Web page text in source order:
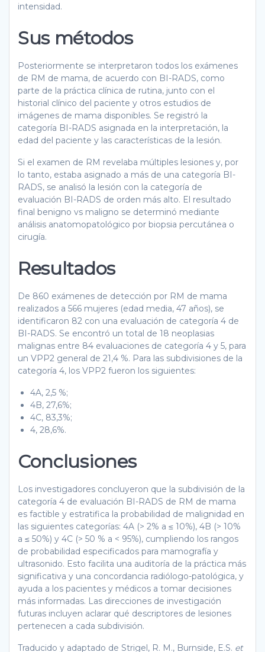
intensidad.
Sus métodos
Posteriormente se interpretaron todos los exámenes
de RM de mama, de acuerdo con BI-RADS, como
parte de la práctica clínica de rutina, junto con el
historial clínico del paciente y otros estudios de
imágenes de mama disponibles. Se registró la
categoría BI-RADS asignada en la interpretación, la
edad del paciente y las características de la lesión.
Si el examen de RM revelaba múltiples lesiones y, por
lo tanto, estaba asignado a más de una categoría BI-
RADS, se analisó la lesión con la categoría de
evaluación BI-RADS de orden más alto. El resultado
final benigno vs maligno se determinó mediante
análisis anatomopatológico por biopsia percutánea o
cirugía.
Resultados
De 860 exámenes de detección por RM de mama
realizados a 566 mujeres (edad media, 47 años), se
identificaron 82 con una evaluación de categoría 4 de
BI-RADS. Se encontró un total de 18 neoplasias
malignas entre 84 evaluaciones de categoría 4 y 5, para
un VPP2 general de 21,4 %. Para las subdivisiones de la
categoría 4, los VPP2 fueron los siguientes:
4A, 2,5 %;
4B, 27,6%;
4C, 83,3%;
4, 28,6%.
Conclusiones
Los investigadores concluyeron que la subdivisión de la
categoría 4 de evaluación BI-RADS de RM de mama
es factible y estratifica la probabilidad de malignidad en
las siguientes categorías: 4A (> 2% a ≤ 10%), 4B (> 10%
a ≤ 50%) y 4C (> 50 % a < 95%), cumpliendo los rangos
de probabilidad especificados para mamografía y
ultrasonido. Esto facilita una auditoría de la práctica más
significativa y una concordancia radiólogo-patológica, y
ayuda a los pacientes y médicos a tomar decisiones
más informadas. Las direcciones de investigación
futuras incluyen aclarar qué descriptores de lesiones
pertenecen a cada subdivisión.
Traducido y adaptado de Strigel, R. M., Burnside, E.S. et